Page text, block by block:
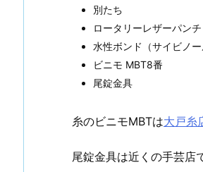
別たち
ロータリーレザーパンチ
水性ボンド（サイビノー
ビニモ MBT8番
尾錠金具
糸のビニモMBTは大戸糸
尾錠金具は近くの手芸店